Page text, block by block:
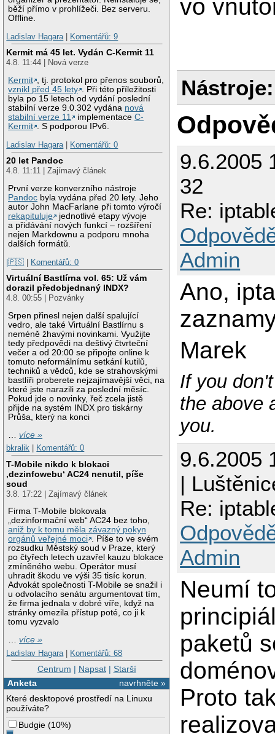
běží přímo v prohlížeči. Bez serveru.
Offline.
Ladislav Hagara | Komentářů: 9
Kermit má 45 let. Vydán C-Kermit 11
4.8. 11:44 | Nová verze
Kermit , tj. protokol pro přenos souborů,
vznikl před 45 lety . Při této příležitosti
byla po 15 letech od vydání poslední
stabilní verze 9.0.302 vydána nová
stabilní verze 11
implementaceC-
Kermit . S podporou IPv6.
Ladislav Hagara | Komentářů: 0
20 let Pandoc
4.8. 11:11 | Zajímavý článek
První verze konverzního nástroje
Pandoc byla vydána před 20 lety. Jeho
autor John MacFarlane při tomto výročí
rekapituluje
jednotlivé etapy vývoje
a přidávání nových funkcí – rozšíření
nejen Markdownu a podporu mnoha
dalších formátů.
|🇵🇸 | Komentářů: 0
Virtuální Bastlírna vol. 65: Už vám
dorazil předobjednaný INDX?
4.8. 00:55 | Pozvánky
Srpen přinesl nejen další spalující
vedro, ale také Virtuální Bastlírnu s
neméně žhavými novinkami. Využijte
tedy předpovědi na deštivý čtvrteční
večer a od 20:00 se připojte online k
tomuto neformálnímu setkání kutilů,
techniků a vědců, kde se strahovskými
bastlíři proberete nejzajímavější věci, na
které jste narazili za poslední měsíc.
Pokud jde o novinky, řeč zcela jistě
přijde na systém INDX pro tiskárny
Průša, který na konci
…více »
bkralik
Komentářů: 0
T-Mobile nikdo k blokaci
‚dezinfowebu‘ AC24 nenutil, píše
soud
3.8. 17:22 | Zajímavý článek
Firma T-Mobile blokovala
„dezinformační web“ AC24 bez toho,
aniž by k tomu měla závazný pokyn
orgánů veřejné moci . Píše to ve svém
rozsudku Městský soud v Praze, který
po čtyřech letech uzavřel kauzu blokace
zmíněného webu. Operátor musí
uhradit škodu ve výši 35 tisíc korun.
Advokát společnosti T-Mobile se snažil i
u odvolacího senátu argumentovat tím,
že firma jednala v dobré víře, když na
stránky omezila přístup poté, co ji k
tomu vyzvalo
…více »
Ladislav Hagara | Komentářů: 68
Centrum | Napsat| Starší
navrhněte »
Anketa
Které desktopové prostředí na Linuxu
používáte?
Budgie (10%)
vo
Nástroje:
9.6.2005
32
Re:
Admin
Ano,
Marek
If you
the above
you.
9.6.2005
|
Re:
Admin
Neumí
paketů
Proto